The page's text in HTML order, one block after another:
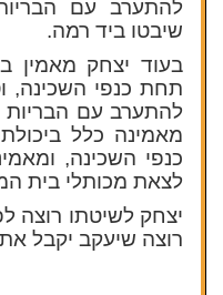
להתערב עם
שיבטו ביד רמה.
בעוד יצחק מאמין
תחת כנפי השכינה,
להתערב עם הבריות
מאמינה כלל
כנפי השכינה,
לצאת מכותלי בית
יצחק לשיטתו רוצה
רוצה שיעקב יקבל